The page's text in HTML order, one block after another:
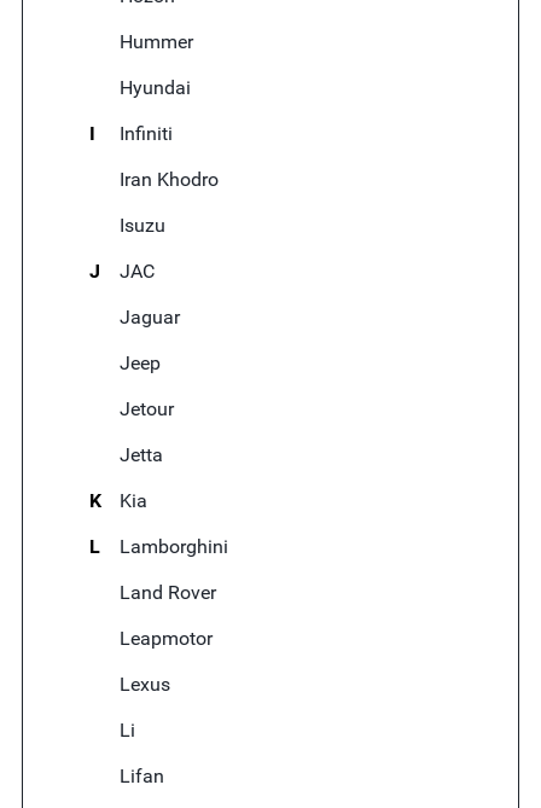
Hummer
Hyundai
I
Infiniti
Iran Khodro
Isuzu
J
JAC
Jaguar
Jeep
Jetour
Jetta
K
Kia
L
Lamborghini
Land Rover
Leapmotor
Lexus
Li
Lifan